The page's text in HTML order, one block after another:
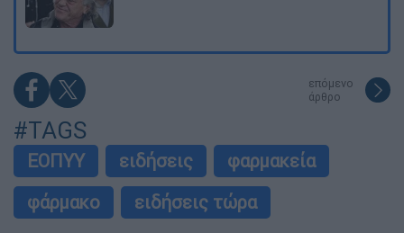
επόμενο
άρθρο
#TAGS
ΕΟΠΥΥ ειδήσεις
φαρμακεία
φάρμακο
ειδήσεις τώρα